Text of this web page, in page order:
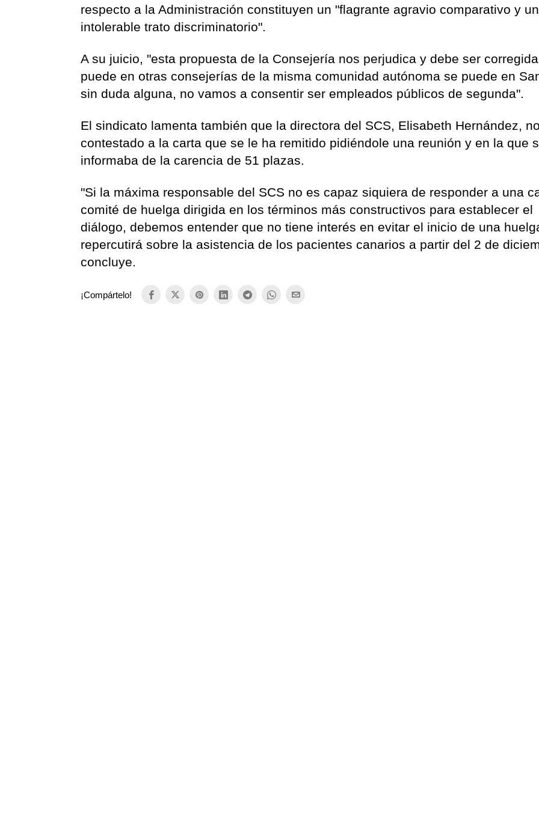
respecto a la Administración constituyen un "flagrante agravio comparativo y un
intolerable trato discriminatorio".
A su juicio, "esta propuesta de la Consejería nos perjudica y debe ser
puede en otras consejerías de la misma comunidad autónoma se puede en
sin duda alguna, no vamos a consentir ser empleados públicos de segunda".
El sindicato lamenta también que la directora del SCS, Elisabeth Hernández,
contestado a la carta que se le ha remitido pidiéndole una reunión y en la que
informaba de la carencia de 51 plazas.
"Si la máxima responsable del SCS no es capaz siquiera de responder a una
comité de huelga dirigida en los términos más constructivos para establecer el
diálogo, debemos entender que no tiene interés en evitar el inicio de una
repercutirá sobre la asistencia de los pacientes canarios a partir del 2 de
concluye.
¡Compártelo!